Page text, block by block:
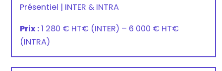
Présentiel | INTER & INTRA
Prix :1 280 € HT€ (INTER) – 6 000 € HT€
(INTRA)